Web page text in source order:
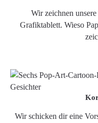
Wir zeichnen
Grafiktablett. Wieso
Wir schicken dir eine